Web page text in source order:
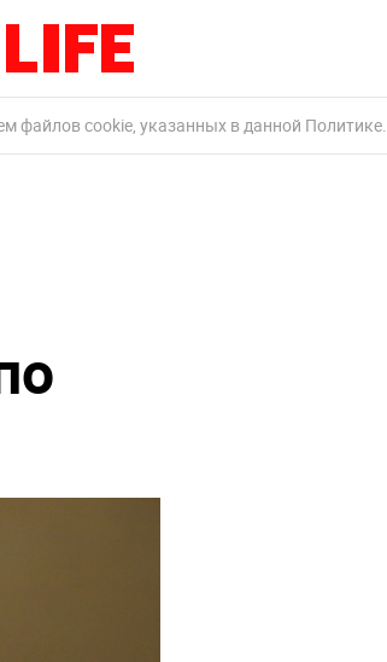
файлов cookie, указанных в данной Политике.